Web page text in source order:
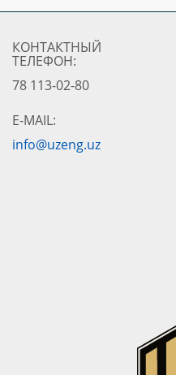
КОНТАКТНЫЙ
ТЕЛЕФОН:
78 113-02-80
E-MAIL:
info@uzeng.uz